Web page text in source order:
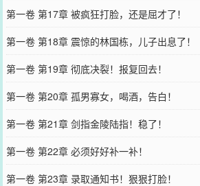
第一卷 第17章 被疯狂打脸，还是屈才了！
第一卷 第18章 震惊的林国栋，儿子出息了！
第一卷 第19章 彻底决裂！报复回去！
第一卷 第20章 孤男寡女，喝酒，告白！
第一卷 第21章 剑指金陵陆指！稳了！
第一卷 第22章 必须好好补一补！
第一卷 第23章 录取通知书！狠狠打脸！